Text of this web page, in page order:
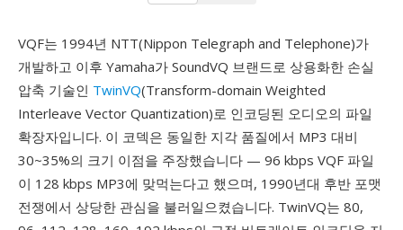
VQF는 1994년 NTT(Nippon Telegraph and Telephone)가
개발하고 이후 Yamaha가 SoundVQ 브랜드로 상용화한 손실
압축 기술인 TwinVQ(Transform-domain Weighted
Interleave Vector Quantization)로 인코딩된 오디오의 파일
확장자입니다. 이 코덱은 동일한 지각 품질에서 MP3 대비
30~35%의 크기 이점을 주장했습니다 — 96 kbps VQF 파일
이 128 kbps MP3에 맞먹는다고 했으며, 1990년대 후반 포맷
전쟁에서 상당한 관심을 불러일으켰습니다. TwinVQ는 80,